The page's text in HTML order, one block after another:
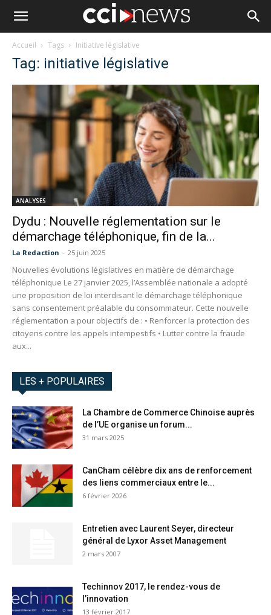
Accueil Tags Initiative législative
Tag: initiative législative
ANALYSES
Dydu : Nouvelle réglementation sur le
démarchage téléphonique, fin de la...
La Redaction - 25 juin 2025
Nouvelles évolutions législatives en matière de démarchage
téléphonique Le 27 janvier 2025, l’Assemblée nationale a adopté
une proposition de loi interdisant le démarchage téléphonique
sans consentement préalable du consommateur. Cette nouvelle
réglementation a pour objectifs de : • Renforcer la protection des
citoyens contre les appels intempestifs • Lutter contre la fraude
aux...
LES + POPULAIRES
La Chambre de Commerce Chinoise auprès
de l’UE organise un forum...
31 mars 2025
CanCham célèbre dix ans de renforcement
des liens commerciaux entre le...
6 février 2026
Entretien avec Laurent Seyer, directeur
général de Lyxor Asset Management
2 mars 2007
Techinnov 2017, le rendez-vous de
l’innovation
13 février 2017